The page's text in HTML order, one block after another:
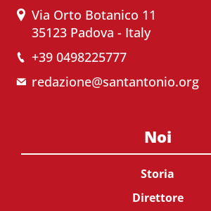
Via Orto Botanico 11
35123 Padova - Italy
+39 0498225777
redazione@santantonio.org
Noi
Storia
Direttore